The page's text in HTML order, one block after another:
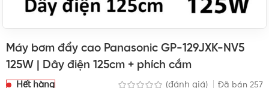
Máy bơm đẩy cao Panasonic GP-129JXK-NV5
125W | Dây điện 125cm + phích cắm
Hết hàng (đánh giá) Đã bán 257